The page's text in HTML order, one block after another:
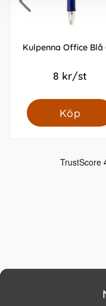
Kulpenna Office Blå
8 kr/st
Köp